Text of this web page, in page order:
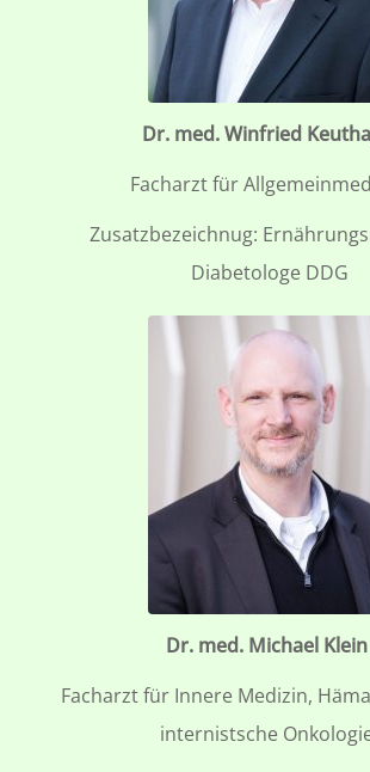
Dr. med. Winfried
Facharzt für
Zusatzbezeichnug:
Diabetologe DDG
Dr. med. Michael Klein
Facharzt für Innere Medizin,
internistsche